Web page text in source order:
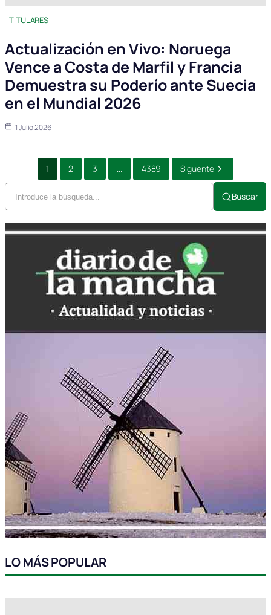
TITULARES
Actualización en Vivo: Noruega
Vence a Costa de Marfil y Francia
Demuestra su Poderío ante Suecia
en el Mundial 2026
1 Julio 2026
1 2 3 ... 4389 Siguente
Buscar
LO MÁS POPULAR